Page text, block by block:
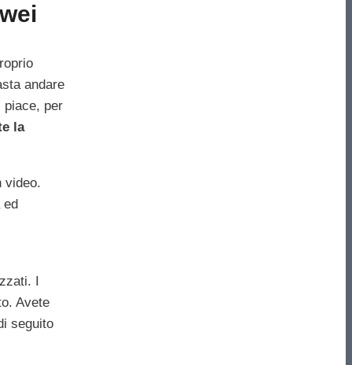
andare
piace, per
la
video.
I
Avete
seguito